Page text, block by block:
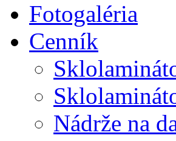
Fotogaléria
Cenník
Nádrže na